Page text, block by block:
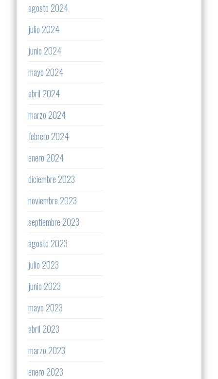
agosto 2024
julio 2024
junio 2024
mayo 2024
abril 2024
marzo 2024
febrero 2024
enero 2024
diciembre 2023
noviembre 2023
septiembre 2023
agosto 2023
julio 2023
junio 2023
mayo 2023
abril 2023
marzo 2023
enero 2023